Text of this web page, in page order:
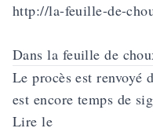
http://la-feuille-de-
Dans la feuille de
Le procès est
est encore temps de
Lire le